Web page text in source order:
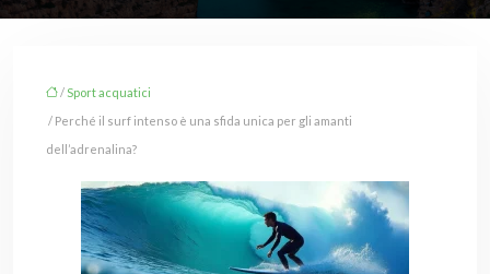
/ Sport acquatici
/ Perché il surf intenso è una sfida unica per gli amanti
dell’adrenalina?